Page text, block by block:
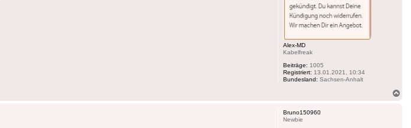
Alex-MD
Kabelfreak
Beiträge: 1005
Registriert: 13.01.2021, 10:34
Bundesland: Sachsen-Anhalt
Bruno150960
Newbie